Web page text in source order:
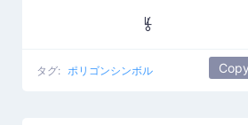
⯉
タグ: ポリゴンシンボル Copy